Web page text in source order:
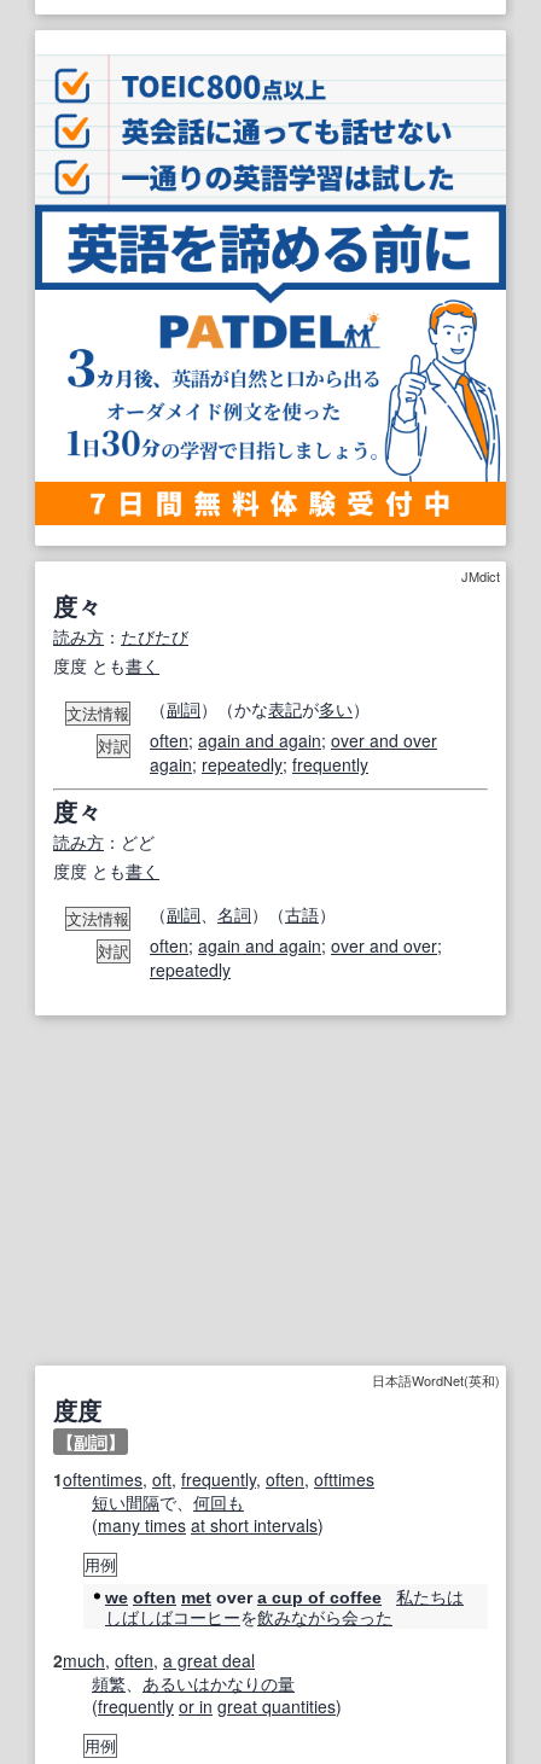
JMdict
度々
読み方 ： たびたび
度度 とも書く
文法情報 （副詞）（かな表記が多い）
対訳 often; again and again; over and over
again; repeatedly; frequently
度々
読み方 ：どど
度度 とも書く
文法情報 （副詞 名詞）（古語）
対訳 often; again and again; over and over;
repeatedly
日本語WordNet(英和)
度度
【副詞】
1oftentimes, oft, frequently, often, ofttimes
短い間隔で、 何回も
(many times at short intervals)
用例
we often met overa cup of coffee
私たちは
しばしばコーヒーを飲みながら会った
2much, often, a great deal
頻繁
あるいはかなりの量
(frequently or in great quantities)
用例